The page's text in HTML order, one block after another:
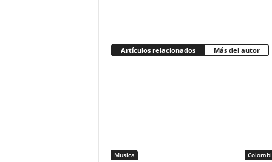
Artículos relacionados Más del autor
Musica